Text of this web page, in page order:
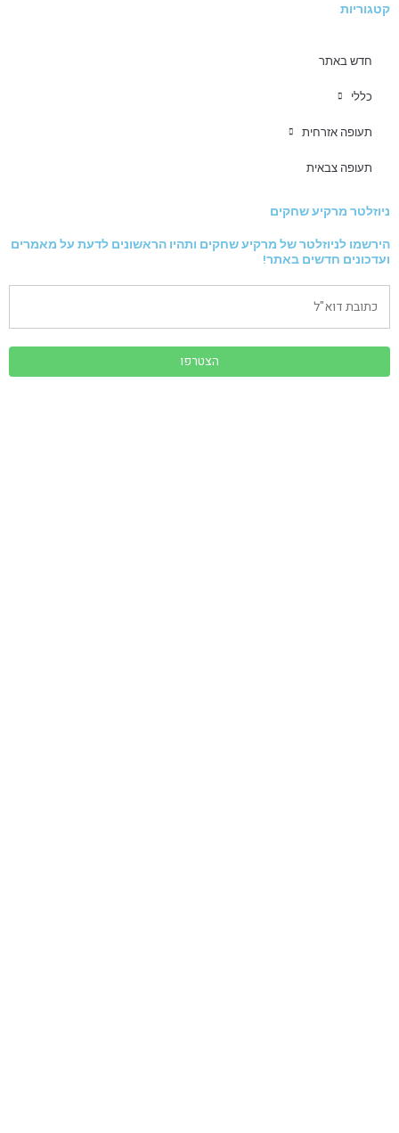
קטגוריות
חדש באתר
כללי
תעופה אזרחית
תעופה צבאית
ניוזלטר מרקיע שחקים
הירשמו לניוזלטר של מרקיע שחקים ותהיו הראשונים לדעת על מאמרים
ועדכונים חדשים באתר!